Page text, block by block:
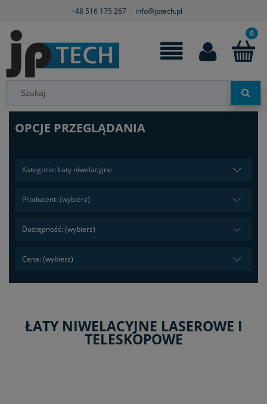
+48 516 175 267 info@jptech.pl
OPCJE PRZEGLĄDANIA
Kategorie: Łaty niwelacyjne
Producent: (wybierz)
Dostępność: (wybierz)
Cena: (wybierz)
ŁATY NIWELACYJNE LASEROWE I
TELESKOPOWE